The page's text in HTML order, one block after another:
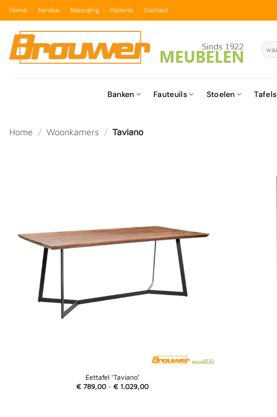
inhoud
Home Service Bezorging Historie Contact
Zoeken
naar:
Banken Fauteuils Stoelen Tafels
Home / Woonkamers / Taviano
Eettafel ‘Taviano’
€ 789,00 - € 1.029,00Prijsklasse: